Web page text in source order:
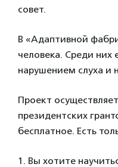
совет.
В «Адаптивной
человека. Среди них
нарушением слуха и
Проект
президентских
бесплатное. Есть
1. Вы хотите